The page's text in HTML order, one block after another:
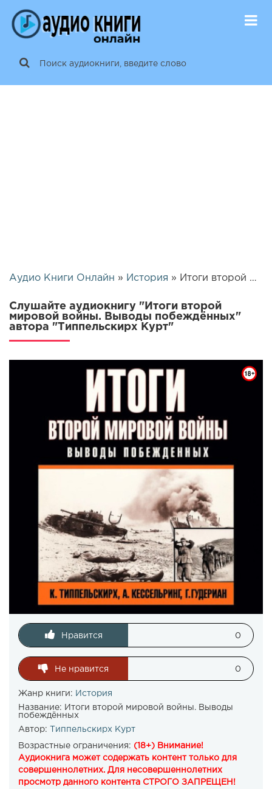
Аудио Книги Онлайн » История » Итоги второй мировой войны. Выводы побеждённых | 26551
Слушайте аудиокнигу "Итоги второй
мировой войны. Выводы побеждённых"
автора "Типпельскирх Курт"
Нравится 0
Не нравится 0
Жанр книги: История
Название: Итоги второй мировой войны. Выводы
побеждённых
Автор:
Типпельскирх Курт
Возрастные ограничения: (18+) Внимание!
Аудиокнига может содержать контент только для
совершеннолетних. Для несовершеннолетних
просмотр данного контента СТРОГО ЗАПРЕЩЕН!